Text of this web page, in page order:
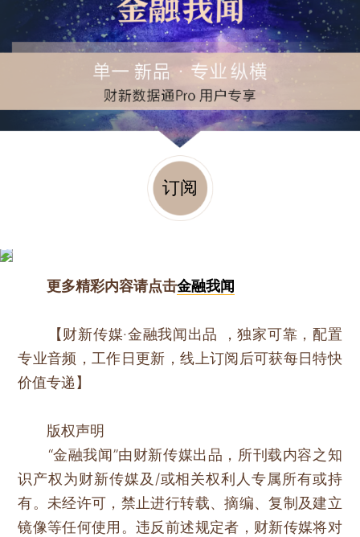
订阅
更多精彩内容请点击金融我闻
【财新传媒·金融我闻出品 ，独家可靠，配置
专业音频，工作日更新，线上订阅后可获每日特快
价值专递】
版权声明
“金融我闻”由财新传媒出品，所刊载内容之知
识产权为财新传媒及/或相关权利人专属所有或持
有。未经许可，禁止进行转载、摘编、复制及建立
镜像等任何使用。违反前述规定者，财新传媒将对